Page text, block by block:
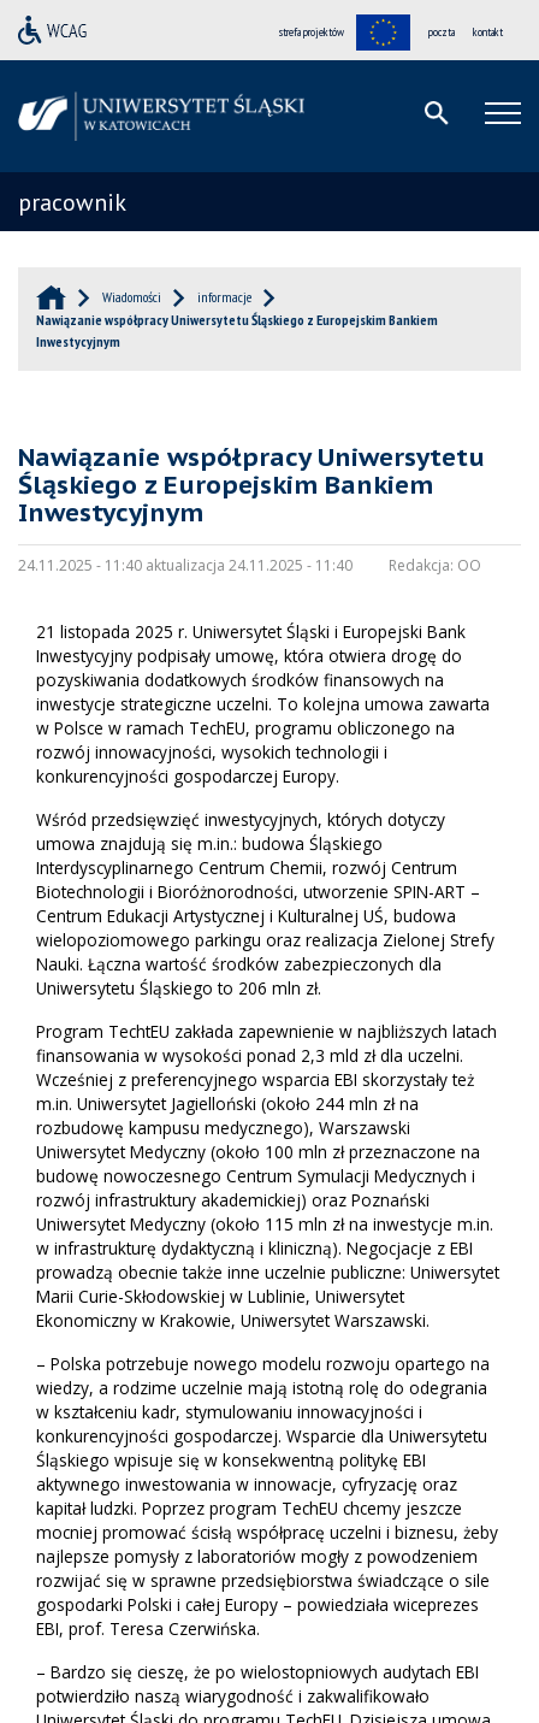
strefa projektów poczta kontakt
pracownik
Wiadomości
informacje
Nawiązanie współpracy Uniwersytetu Śląskiego z Europejskim Bankiem
Inwestycyjnym
Nawiązanie współpracy Uniwersytetu
Śląskiego z Europejskim Bankiem
Inwestycyjnym
24.11.2025 - 11:40 aktualizacja 24.11.2025 - 11:40 Redakcja: OO
21 listopada 2025 r. Uniwersytet Śląski i Europejski Bank
Inwestycyjny podpisały umowę, która otwiera drogę do
pozyskiwania dodatkowych środków finansowych na
inwestycje strategiczne uczelni. To kolejna umowa zawarta
w Polsce w ramach TechEU, programu obliczonego na
rozwój innowacyjności, wysokich technologii i
konkurencyjności gospodarczej Europy.
Wśród przedsięwzięć inwestycyjnych, których dotyczy
umowa znajdują się m.in.: budowa Śląskiego
Interdyscyplinarnego Centrum Chemii, rozwój Centrum
Biotechnologii i Bioróżnorodności, utworzenie SPIN-ART –
Centrum Edukacji Artystycznej i Kulturalnej UŚ, budowa
wielopoziomowego parkingu oraz realizacja Zielonej Strefy
Nauki. Łączna wartość środków zabezpieczonych dla
Uniwersytetu Śląskiego to 206 mln zł.
Program TechtEU zakłada zapewnienie w najbliższych latach
finansowania w wysokości ponad 2,3 mld zł dla uczelni.
Wcześniej z preferencyjnego wsparcia EBI skorzystały też
m.in. Uniwersytet Jagielloński (około 244 mln zł na
rozbudowę kampusu medycznego), Warszawski
Uniwersytet Medyczny (około 100 mln zł przeznaczone na
budowę nowoczesnego Centrum Symulacji Medycznych i
rozwój infrastruktury akademickiej) oraz Poznański
Uniwersytet Medyczny (około 115 mln zł na inwestycje m.in.
w infrastrukturę dydaktyczną i kliniczną). Negocjacje z EBI
prowadzą obecnie także inne uczelnie publiczne: Uniwersytet
Marii Curie-Skłodowskiej w Lublinie, Uniwersytet
Ekonomiczny w Krakowie, Uniwersytet Warszawski.
– Polska potrzebuje nowego modelu rozwoju opartego na
wiedzy, a rodzime uczelnie mają istotną rolę do odegrania
w kształceniu kadr, stymulowaniu innowacyjności i
konkurencyjności gospodarczej. Wsparcie dla Uniwersytetu
Śląskiego wpisuje się w konsekwentną politykę EBI
aktywnego inwestowania w innowacje, cyfryzację oraz
kapitał ludzki. Poprzez program TechEU chcemy jeszcze
mocniej promować ścisłą współpracę uczelni i biznesu, żeby
najlepsze pomysły z laboratoriów mogły z powodzeniem
rozwijać się w sprawne przedsiębiorstwa świadczące o sile
gospodarki Polski i całej Europy – powiedziała wiceprezes
EBI, prof. Teresa Czerwińska.
– Bardzo się cieszę, że po wielostopniowych audytach EBI
potwierdziło naszą wiarygodność i zakwalifikowało